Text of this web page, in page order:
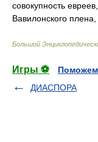
совокупность
Вавилонского
Большой
Игры ⚽
Поможем
ДИАСПОРА